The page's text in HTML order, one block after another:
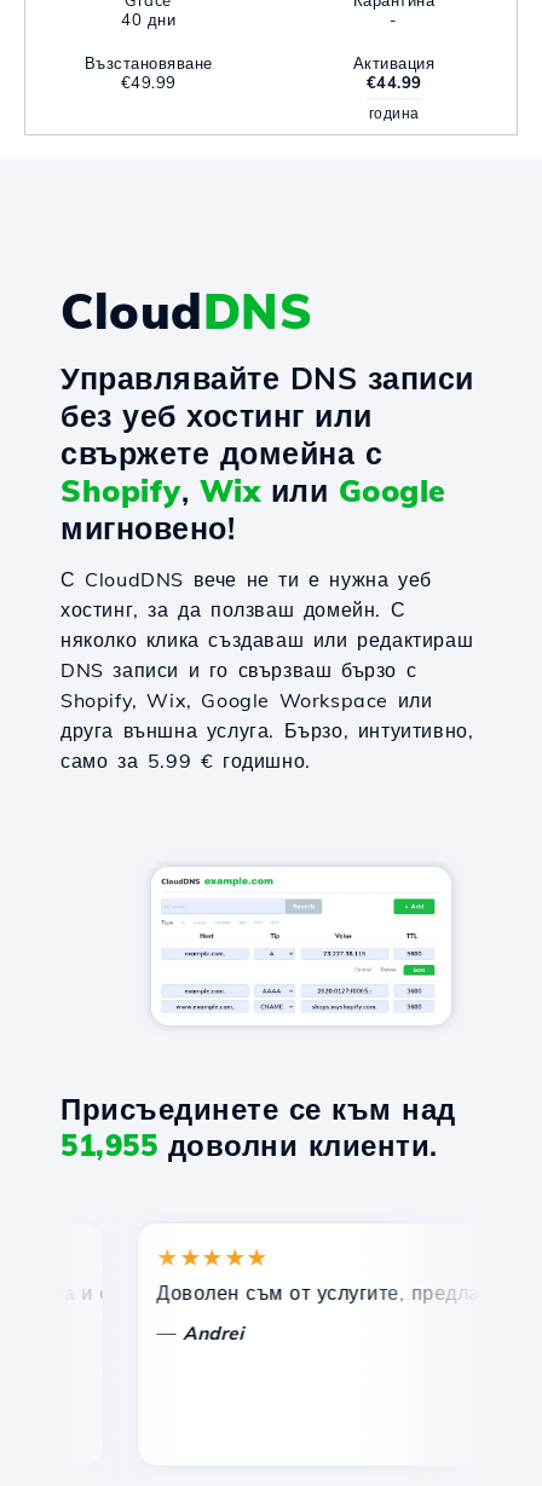
40 дни
-
Възстановяване
€49.99
Активация
€44.99
година
CloudDNS
Управлявайте DNS записи
без уеб хостинг или
свържете домейна с
Shopify, Wixили Google
мигновено!
С CloudDNS вече не ти е нужна уеб
хостинг, за да ползваш домейн. С
няколко клика създаваш или редактираш
DNS записи и го свързваш бързо с
Shopify, Wix, Google Workspace или
друга външна услуга. Бързо, интуитивно,
само за 5.99 € годишно.
Присъединете се към над
51,955 доволни клиенти.
и ефективна техническа поддръжка.
★★★★★
Доволен съм от услугите, предлагани от
Andrei